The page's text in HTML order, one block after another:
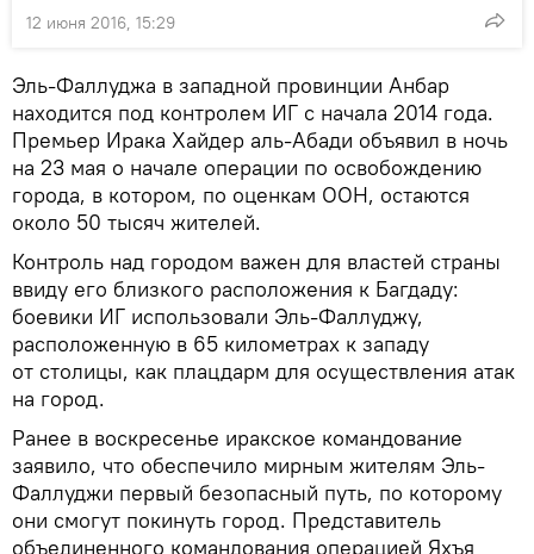
12 июня 2016, 15:29
Эль-Фаллуджа в западной провинции Анбар
находится под контролем ИГ с начала 2014 года.
Премьер Ирака Хайдер аль-Абади объявил в ночь
на 23 мая о начале операции по освобождению
города, в котором, по оценкам ООН, остаются
около 50 тысяч жителей.
Контроль над городом важен для властей страны
ввиду его близкого расположения к Багдаду:
боевики ИГ использовали Эль-Фаллуджу,
расположенную в 65 километрах к западу
от столицы, как плацдарм для осуществления атак
на город.
Ранее в воскресенье иракское командование
заявило, что обеспечило мирным жителям Эль-
Фаллуджи первый безопасный путь, по которому
они смогут покинуть город. Представитель
объединенного командования операцией Яхъя